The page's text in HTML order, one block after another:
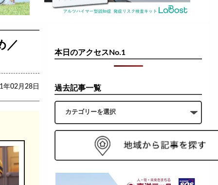
／
年02月28日
本日のアクセスNo.1
過去記事一覧